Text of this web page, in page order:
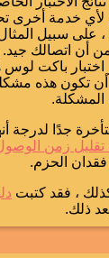
لأي خدمة أخرى
سبيل المثال.
أن اتصالك
اختبار باكت لوس
تكون هذه
المشكلة.
جدًا لدرجة
زمن
الحزم.
، فقد كتبت
ذلك.